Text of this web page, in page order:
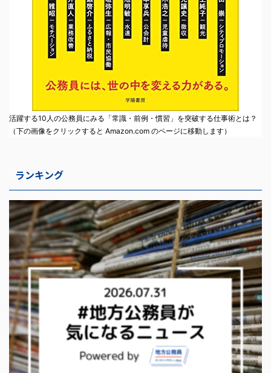
活躍する10人の公務員にみる「常識・前例・慣習」を突破する仕事術とは？
（下の画像をクリックすると Amazon.com のページに移動します）
ランキング